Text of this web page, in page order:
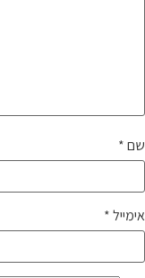
שם*
אימייל*